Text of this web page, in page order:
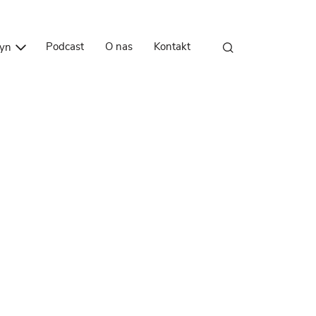
Podcast O nas Kontakt
Przejdź do treści